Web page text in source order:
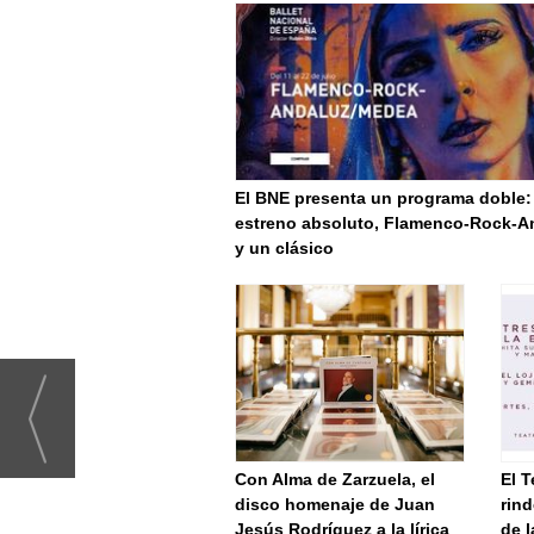
El BNE presenta un programa
estreno absoluto, Flamenco-Rock-
y un clásico
Con Alma de Zarzuela, el
disco homenaje de Juan
Jesús Rodríguez a la lírica
El
de